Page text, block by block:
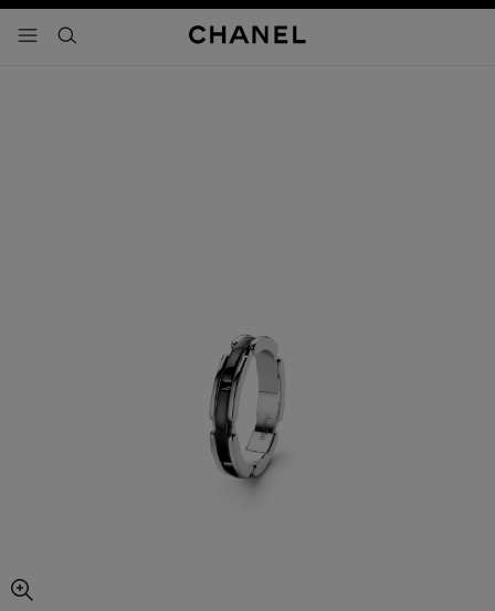
- navegación principal
buscar
imagen agrandada